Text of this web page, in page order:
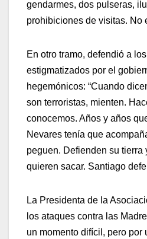
gendarmes, dos pulseras,
prohibiciones de visitas. No
En otro tramo, defendió a
estigmatizados por el
hegemónicos: “Cuando
son terroristas, mienten.
conocemos. Años y años
Nevares tenía que
peguen. Defienden su tierra
quieren sacar. Santiago
La Presidenta de la
los ataques contra las
un momento difícil, pero por